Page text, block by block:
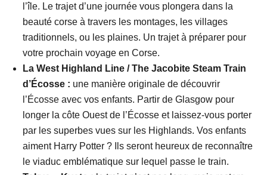
l’île. Le trajet d’une journée vous plongera dans la
beauté corse à travers les montages, les villages
traditionnels, ou les plaines. Un trajet à préparer pour
votre prochain voyage en Corse.
La West Highland Line / The Jacobite Steam Train
d’Écosse : une manière originale de découvrir
l’Écosse avec vos enfants. Partir de Glasgow pour
longer la côte Ouest de l’Écosse et laissez-vous porter
par les superbes vues sur les Highlands. Vos enfants
aiment Harry Potter ? Ils seront heureux de reconnaître
le viaduc emblématique sur lequel passe le train.